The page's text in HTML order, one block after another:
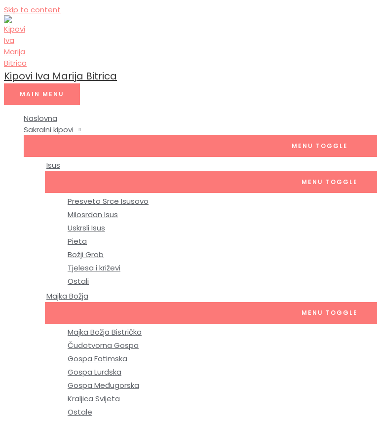
Skip to content
Kipovi Iva Marija Bitrica
MAIN MENU
Naslovna
Sakralni kipovi
MENU TOGGLE
Isus
MENU TOGGLE
Presveto Srce Isusovo
Milosrdan Isus
Uskrsli Isus
Pieta
Božji Grob
Tjelesa i križevi
Ostali
Majka Božja
MENU TOGGLE
Majka Božja Bistrička
Čudotvorna Gospa
Gospa Fatimska
Gospa Lurdska
Gospa Međugorska
Kraljica Svijeta
Ostale